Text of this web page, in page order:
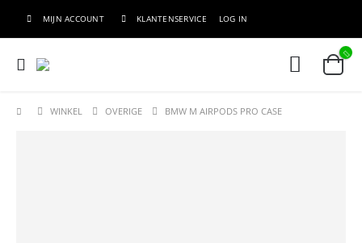
MIJN ACCOUNT KLANTENSERVICE LOG IN
WINKEL OVERIGE BMW M AIRPODS PRO CASE